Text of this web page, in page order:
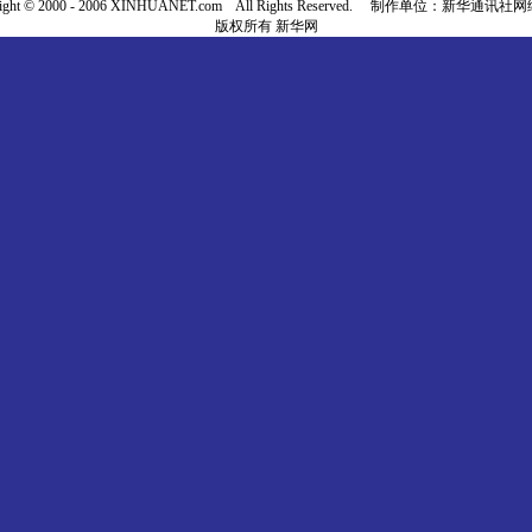
© 2000 - 2006 XINHUANET.com All Rights Reserved. 制作单位：新华通讯社网
版权所有 新华网